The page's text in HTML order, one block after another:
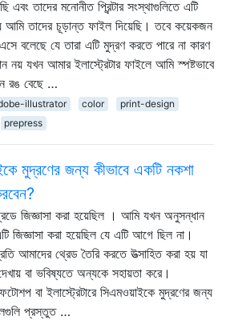
এবং তাদের মনোনীত প্রিন্টার সংস্থাগুলিতে এটি
আমি তাদের চূড়ান্ত ফাইল দিয়েছি। তবে কয়েকজন
বলেছে যে তারা এটি মুদ্রণ করতে পারে না কারণ
নয় যখন আমার ইলাস্ট্রেটার ফাইলে আমি স্পষ্টভাবে
রঙ বেছে …
illustrator color
print-design
prepress
মুদ্রণের জন্য কীভাবে একটি নকশা
জিজ্ঞাসা করা হয়েছিল । আমি যখন অনুসন্ধান
জিজ্ঞাসা করা হয়েছিল যে এটি আগে ছিল না।
আমাদের থ্রেড তৈরি করতে উত্সাহিত করা হয় যা
বা ভবিষ্যতে অন্যকে সহায়তা করে।
বা ইলাস্ট্রেটারে সিএমওয়াইকে মুদ্রণের জন্য
প্রস্তুত …